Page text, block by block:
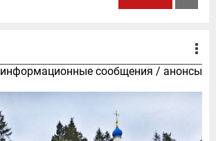
информационные сообщения / анонсы